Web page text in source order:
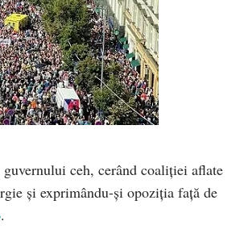
ceh, cerând coaliţiei aflate
şi exprimându-şi opoziţia faţă de
.